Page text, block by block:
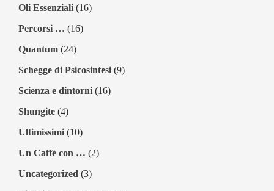
Oli Essenziali (16)
Percorsi … (16)
Quantum (24)
Schegge di Psicosintesi (9)
Scienza e dintorni (16)
Shungite (4)
Ultimissimi (10)
Un Caffé con … (2)
Uncategorized (3)